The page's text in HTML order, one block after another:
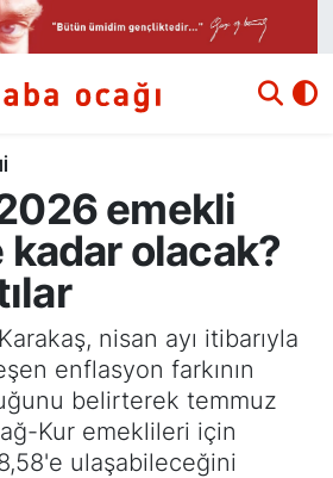
emekli
kadar olacak?
nisan ayı itibarıyla
enflasyon farkının
belirterek temmuz
Kur emeklileri için
ulaşabileceğini
Durumu ve Fikstür